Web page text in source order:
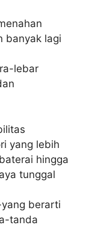
banyak lagi
lebar
yang lebih
hingga
tunggal
yang berarti
tanda